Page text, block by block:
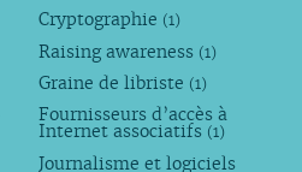
Cryptographie (1)
Raising awareness (1)
Graine de libriste (1)
Fournisseurs d’accès à
Internet associatifs (1)
Journalisme et logiciels